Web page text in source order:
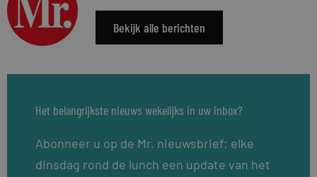
Bekijk alle berichten
Het belangrijkste nieuws wekelijks in uw inbox?
Abonneer u op de Mr. nieuwsbrief: elke
dinsdag rond de lunch een update van het